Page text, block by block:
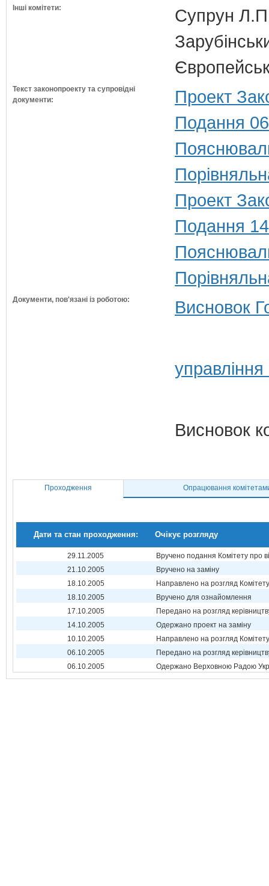
Інші комітети:
Супрун
Текст законопроекту та супровідні
документи:
Проект
Подання
Проект
Подання
Документи, пов'язані із роботою: Висновок
Висновок
Проходження Опрацювання
Дати та стан проходження: Очікує розгляду
29.11.2005
Вручено подання Комітету про
21.10.2005
Вручено на заміну
18.10.2005
Направлено на розгляд Комітету
18.10.2005
Вручено для ознайомлення
17.10.2005
Передано на розгляд
14.10.2005
Одержано проект на заміну
10.10.2005
Направлено на розгляд Комітету
06.10.2005
Передано на розгляд
06.10.2005
Одержано Верховною Радою